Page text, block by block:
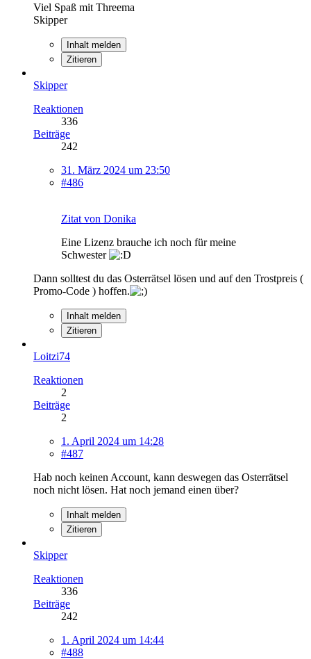
Viel Spaß mit Threema
Skipper
Inhalt melden
Zitieren
Skipper
Reaktionen
336
Beiträge
242
31. März 2024 um 23:50
#486
Zitat von Donika
Eine Lizenz brauche ich noch für meine
Schwester
Dann solltest du das Osterrätsel lösen und auf den Trostpreis (
Promo-Code ) hoffen.
Inhalt melden
Zitieren
Loitzi74
Reaktionen
2
Beiträge
2
1. April 2024 um 14:28
#487
Hab noch keinen Account, kann deswegen das Osterrätsel
noch nicht lösen. Hat noch jemand einen über?
Inhalt melden
Zitieren
Skipper
Reaktionen
336
Beiträge
242
1. April 2024 um 14:44
#488